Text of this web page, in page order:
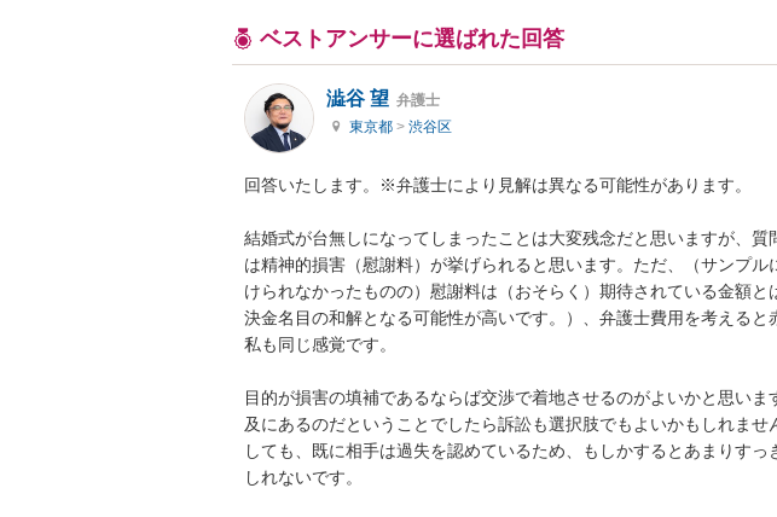
ベストアンサーに選ばれた回答
澁谷 望 弁護士
東京都 > 渋谷区
回答いたします。※弁護士により見解は異なる可能性があります。
結婚式が台無しになってしまったことは大変残念だと思いますが、質
は精神的損害（慰謝料）が挙げられると思います。ただ、（サンプル
けられなかったものの）慰謝料は（おそらく）期待されている金額と
決金名目の和解となる可能性が高いです。）、弁護士費用を考えると
私も同じ感覚です。
目的が損害の填補であるならば交渉で着地させるのがよいかと思いま
及にあるのだということでしたら訴訟も選択肢でもよいかもしれませ
しても、既に相手は過失を認めているため、もしかするとあまりすっ
しれないです。